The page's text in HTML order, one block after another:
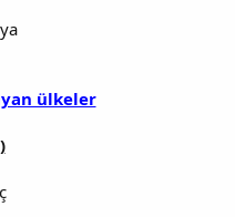
ülkeler
)